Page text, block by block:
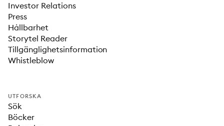
Investor Relations
Press
Hållbarhet
Storytel Reader
Tillgänglighetsinformation
Whistleblow
UTFORSKA
Sök
Böcker